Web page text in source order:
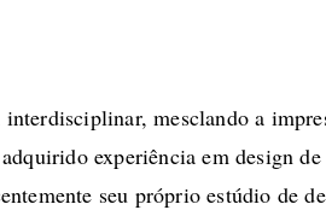
mesclando a
experiência em design
seu próprio estúdio de